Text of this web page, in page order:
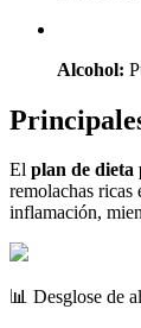
Alcohol:
El plan de dieta
remolachas ricas
inflamación,
📊 Desglose de